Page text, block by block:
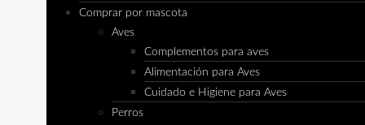
Comprar por mascota
Aves
Complementos para aves
Alimentación para Aves
Cuidado e Higiene para Aves
Perros